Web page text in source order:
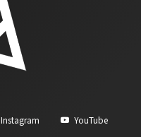
Instagram YouTube